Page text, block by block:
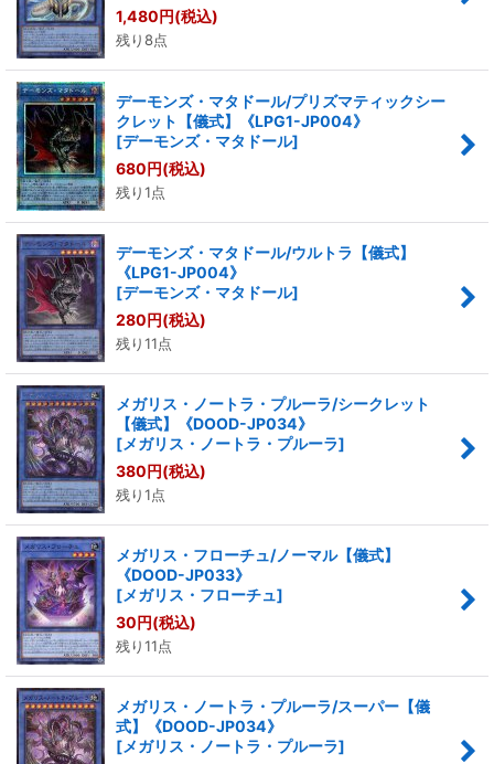
1,480円(税込)
残り8点
デーモンズ・マタドール/プリズマティックシー
クレット【儀式】《LPG1-JP004》
[デーモンズ・マタドール]
680円(税込)
残り1点
デーモンズ・マタドール/ウルトラ【儀式】
《LPG1-JP004》
[デーモンズ・マタドール]
280円(税込)
残り11点
メガリス・ノートラ・プルーラ/シークレット
【儀式】《DOOD-JP034》
[メガリス・ノートラ・プルーラ]
380円(税込)
残り1点
メガリス・フローチュ/ノーマル【儀式】
《DOOD-JP033》
[メガリス・フローチュ]
30円(税込)
残り11点
メガリス・ノートラ・プルーラ/スーパー【儀
式】《DOOD-JP034》
[メガリス・ノートラ・プルーラ]